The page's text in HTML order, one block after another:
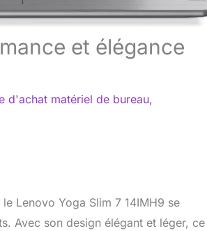
et élégance
d'achat matériel de bureau,
Lenovo Yoga Slim 7 14IMH9 se
Avec son design élégant et léger, ce